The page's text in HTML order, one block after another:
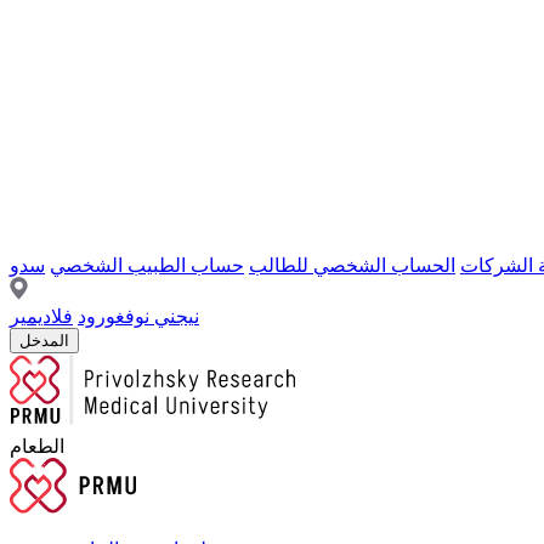
الشركات الحساب الشخصي للطالب حساب الطبيب الشخصي سدو
نيجني نوفغورود فلاديمير
المدخل
الطعام